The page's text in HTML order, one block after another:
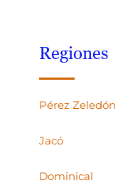
Regiones
Pérez Zeledón
Jacó
Dominical